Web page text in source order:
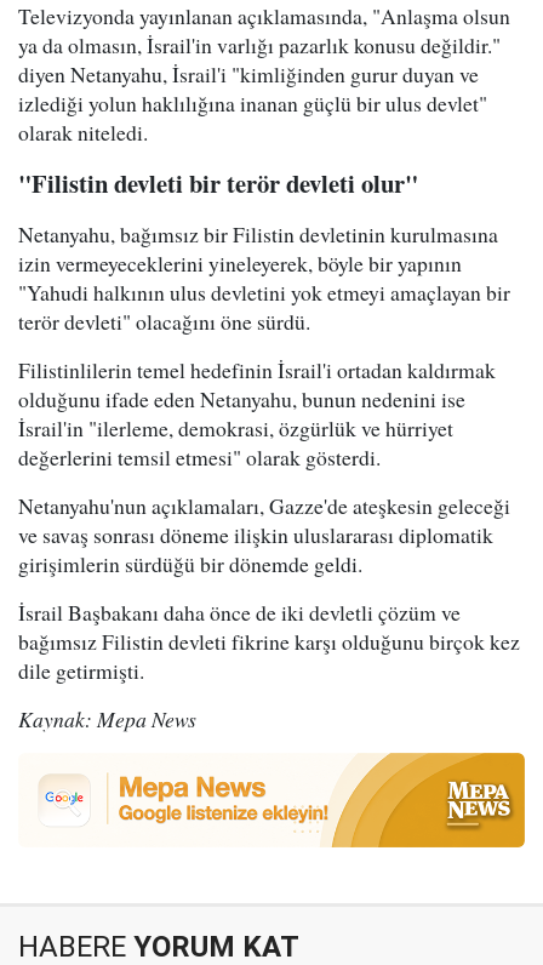
Televizyonda yayınlanan açıklamasında, "Anlaşma olsun
ya da olmasın, İsrail'in varlığı pazarlık konusu değildir."
diyen Netanyahu, İsrail'i "kimliğinden gurur duyan ve
izlediği yolun haklılığına inanan güçlü bir ulus devlet"
olarak niteledi.
"Filistin devleti bir terör devleti olur"
Netanyahu, bağımsız bir Filistin devletinin kurulmasına
izin vermeyeceklerini yineleyerek, böyle bir yapının
"Yahudi halkının ulus devletini yok etmeyi amaçlayan bir
terör devleti" olacağını öne sürdü.
Filistinlilerin temel hedefinin İsrail'i ortadan kaldırmak
olduğunu ifade eden Netanyahu, bunun nedenini ise
İsrail'in "ilerleme, demokrasi, özgürlük ve hürriyet
değerlerini temsil etmesi" olarak gösterdi.
Netanyahu'nun açıklamaları, Gazze'de ateşkesin geleceği
ve savaş sonrası döneme ilişkin uluslararası diplomatik
girişimlerin sürdüğü bir dönemde geldi.
İsrail Başbakanı daha önce de iki devletli çözüm ve
bağımsız Filistin devleti fikrine karşı olduğunu birçok kez
dile getirmişti.
Kaynak: Mepa News
HABERE YORUM KAT